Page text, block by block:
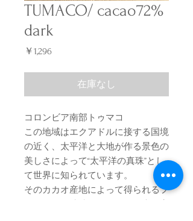
TUMACO/ cacao72%
dark
￥1,296価
在庫なし
コロンビア南部トゥマコ
この地域はエクアドルに接する国境
の近く、太平洋と大地が作る景色の
美しさによって“太平洋の真珠”とし
て世界に知られています。
そのカカオ産地によって得られるフ